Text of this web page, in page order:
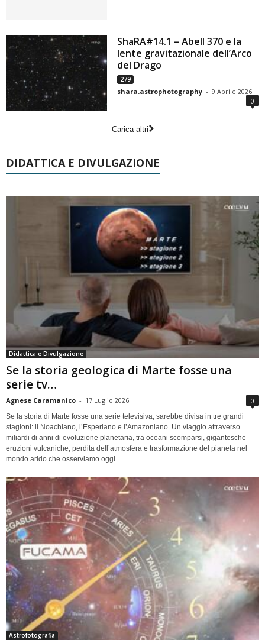
ShaRA#14.1 – Abell 370 e la
lente gravitazionale dell’Arco
del Drago
279
shara.astrophotography - 9 Aprile 2026
0
Carica altri
DIDATTICA E DIVULGAZIONE
Didattica e Divulgazione
Se la storia geologica di Marte fosse una
serie tv…
Agnese Caramanico - 17 Luglio 2026 0
Se la storia di Marte fosse una serie televisiva, sarebbe divisa in tre grandi
stagioni: il Noachiano, l’Esperiano e l’Amazoniano. Un viaggio attraverso
miliardi di anni di evoluzione planetaria, tra oceani scomparsi, gigantesche
eruzioni vulcaniche, perdita dell’atmosfera e trasformazione del pianeta nel
mondo arido che osserviamo oggi.
Astrofotografia